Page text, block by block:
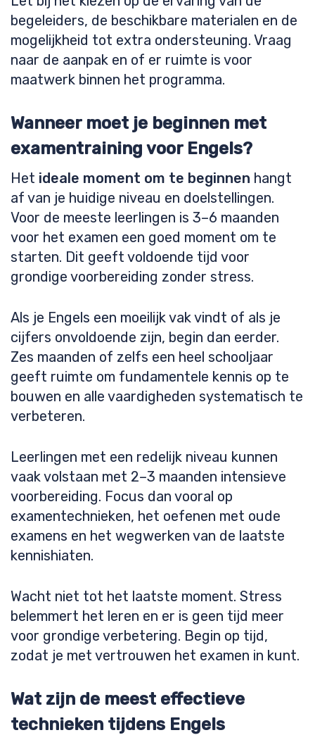
begeleiders, de beschikbare materialen en de
mogelijkheid tot extra ondersteuning. Vraag
naar de aanpak en of er ruimte is voor
maatwerk binnen het programma.
Wanneer moet je beginnen met
examentraining voor Engels?
Het ideale moment om te beginnen hangt
af van je huidige niveau en doelstellingen.
Voor de meeste leerlingen is 3–6 maanden
voor het examen een goed moment om te
starten. Dit geeft voldoende tijd voor
grondige voorbereiding zonder stress.
Als je Engels een moeilijk vak vindt of als je
cijfers onvoldoende zijn, begin dan eerder.
Zes maanden of zelfs een heel schooljaar
geeft ruimte om fundamentele kennis op te
bouwen en alle vaardigheden systematisch te
verbeteren.
Leerlingen met een redelijk niveau kunnen
vaak volstaan met 2–3 maanden intensieve
voorbereiding. Focus dan vooral op
examentechnieken, het oefenen met oude
examens en het wegwerken van de laatste
kennishiaten.
Wacht niet tot het laatste moment. Stress
belemmert het leren en er is geen tijd meer
voor grondige verbetering. Begin op tijd,
zodat je met vertrouwen het examen in kunt.
Wat zijn de meest effectieve
technieken tijdens Engels